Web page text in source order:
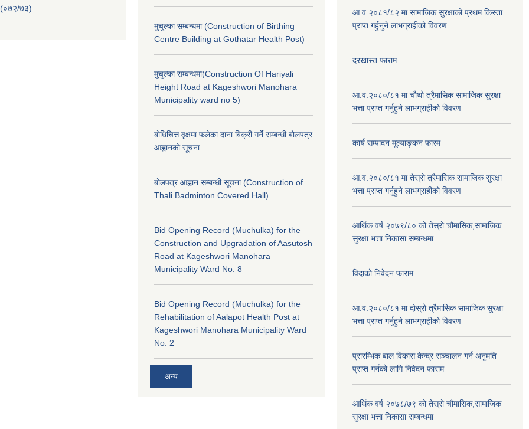
(०७२/७३)
मुचुल्का सम्बन्धमा (Construction of Birthing
Centre Building at Gothatar Health Post)
मुचुल्का सम्बन्धमा(Construction Of Hariyali
Height Road at Kageshwori Manohara
Municipality ward no 5)
बोधिचित्त वृक्षमा फलेका दाना बिक्री गर्ने सम्बन्धी बोलपत्र
आह्वानको सूचना
बोलपत्र आह्वान सम्बन्धी सूचना (Construction of
Thali Badminton Covered Hall)
Bid Opening Record (Muchulka) for the
Construction and Upgradation of Aasutosh
Road at Kageshwori Manohara
Municipality Ward No. 8
Bid Opening Record (Muchulka) for the
Rehabilitation of Aalapot Health Post at
Kageshwori Manohara Municipality Ward
No. 2
अन्य
आ.व.२०८१/८२ मा सामाजिक सुरक्षाको प्रथम किस्ता
प्राप्त गर्हुनुने लाभग्राहीको विवरण
दरखास्त फाराम
आ.व.२०८०/८१ मा चौथो त्रैमासिक सामाजिक सुरक्षा
भत्ता प्राप्त गर्नुहुने लाभग्राहीको विवरण
कार्य सम्पादन मूल्याङ्कन फारम
आ.व.२०८०/८१ मा तेस्रो त्रैमासिक सामाजिक सुरक्षा
भत्ता प्राप्त गर्नुहुने लाभग्राहीको विवरण
आर्थिक वर्ष २०७९/८० को तेस्रो चौमासिक,सामाजिक
सुरक्षा भत्ता निकासा सम्बन्धमा
विदाको निवेदन फाराम
आ.व.२०८०/८१ मा दोस्रो त्रैमासिक सामाजिक सुरक्षा
भत्ता प्राप्त गर्नुहुने लाभग्राहीको विवरण
प्रारम्भिक बाल विकास केन्द्र सञ्चालन गर्न अनुमति
प्राप्त गर्नको लागि निवेदन फाराम
आर्थिक वर्ष २०७८/७९ को तेस्रो चौमासिक,सामाजिक
सुरक्षा भत्ता निकासा सम्बन्धमा